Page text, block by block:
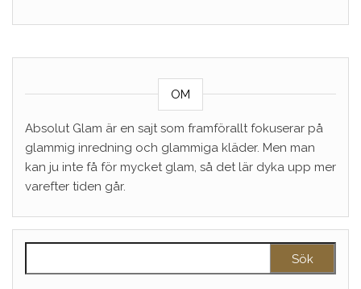
OM
Absolut Glam är en sajt som framförallt fokuserar på
glammig inredning och glammiga kläder. Men man
kan ju inte få för mycket glam, så det lär dyka upp mer
varefter tiden går.